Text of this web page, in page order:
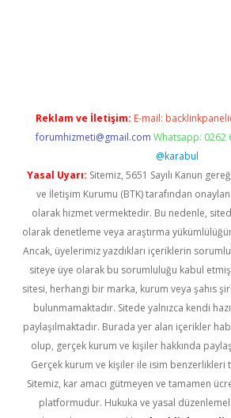
Reklam ve İletişim: E-mail:
forumhizmeti@gmail.com Whatsapp: 0262
@karabul
Yasal Uyarı: Sitemiz, 5651 Sayılı Kanun
ve İletişim Kurumu (BTK) tarafından
olarak hizmet vermektedir. Bu nedenle,
olarak denetleme veya araştırma
Ancak, üyelerimiz yazdıkları içeriklerin
siteye üye olarak bu sorumluluğu kabul etmiş
sitesi, herhangi bir marka, kurum veya şahıs
bulunmamaktadır. Sitede yalnızca kendi
paylaşılmaktadır. Burada yer alan içerikler
olup, gerçek kurum ve kişiler hakkında
Gerçek kurum ve kişiler ile isim
Sitemiz, kar amacı gütmeyen ve tamamen
platformudur. Hukuka ve yasal